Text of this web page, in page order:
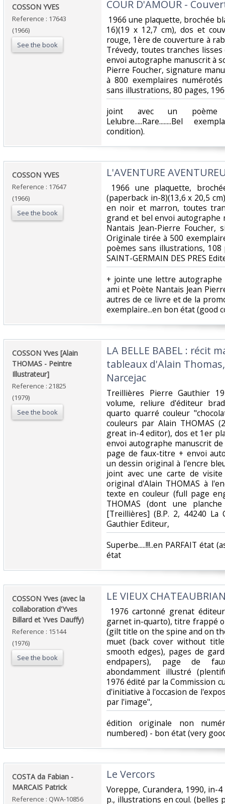
‎COSSON YVES‎
Reference : 17643
(1966)
See the book
‎COUR D'AMOUR -
1966 une plaquette, brochée
16)(19 x 12,7 cm), dos et
rouge, 1ère de couverture à
Trévedy, toutes tranches
envoi autographe manuscrit à
Pierre Foucher, signature
à 800 exemplaires
sans illustrations, 80 pages,
‎joint avec un poème
Lelubre.....Rare........Bel
condition). ‎
‎COSSON YVES‎
Reference : 17647
(1966)
See the book
‎L'AVENTURE
1966 une plaquette,
(paperback in-8)(13,6 x 20,5
en noir et marron, toutes
grand et bel envoi autographe
Nantais Jean-Pierre Foucher,
Originale tirée à 500
poèmes sans illustrations, 108
SAINT-GERMAIN DES PRES
‎+ jointe une lettre
ami et Poète Nantais Jean
autres de ce livre et de la
exemplaire...en bon état (good
‎COSSON Yves [Alain
THOMAS - Peintre
Illustrateur]‎
Reference : 21825
(1979)
See the book
‎LA BELLE BABEL : récit
tableaux d'Alain
Narcejac‎
‎Treillières Pierre Gauthier
volume, reliure d'éditeur
quarto quarré couleur
couleurs par Alain THOMAS
great in-4 editor), dos et 1er
envoi autographe manuscrit
page de faux-titre + envoi
un dessin original à l'encre
joint avec une carte de
original d'Alain THOMAS à
texte en couleur (full page
THOMAS (dont une
[Treillières] (B.P. 2, 44240 La
Gauthier Editeur, ‎
‎Superbe.....!!!..en PARFAIT état
état ‎
‎COSSON Yves (avec la
collaboration d'Yves
Billard et Yves Dauffy)‎
Reference : 15144
(1976)
See the book
‎LE VIEUX
1976 cartonné grenat
garnet in-quarto), titre frappé
(gilt title on the spine and on
muet (back cover without
smooth edges), pages de
endpapers), page de
abondamment illustré
1976 édité par la Commission
d'initiative à l'occasion de
par l'image",‎
‎édition originale non
numbered) - bon état (very
‎COSTA da Fabian -
MARCAIS Patrick ‎
Reference : QWA-10856
‎Le Vercors ‎
‎Voreppe, Curandera, 1990, in-
p., illustrations en coul.